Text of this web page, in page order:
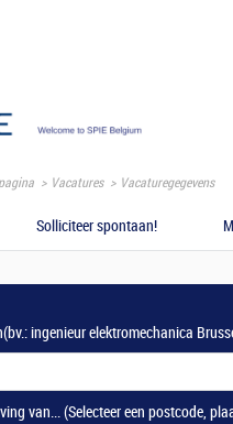
Vacatures Vacaturegegevens
Solliciteer spontaan!
(bv.: ingenieur elektromechanica
van...(Selecteer een postcode,